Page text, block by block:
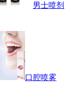
男士喷剂
口腔喷雾